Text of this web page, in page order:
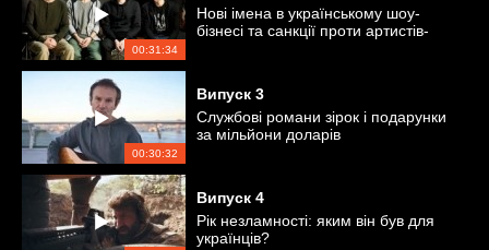
00:31:34
Нові імена в українському шоу-
бізнесі та санкції проти артистів-
00:30:32
Випуск 3
Службові романи зірок і подарунки
за мільйони доларів
Випуск 4
Рік незламності: яким він був для
українців?